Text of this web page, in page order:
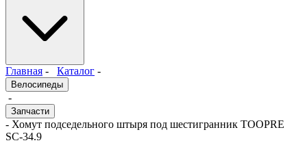
Главная - Каталог -
Велосипеды
-
Запчасти
- Хомут подседельного штыря под шестигранник TOOPRE
SC-34.9